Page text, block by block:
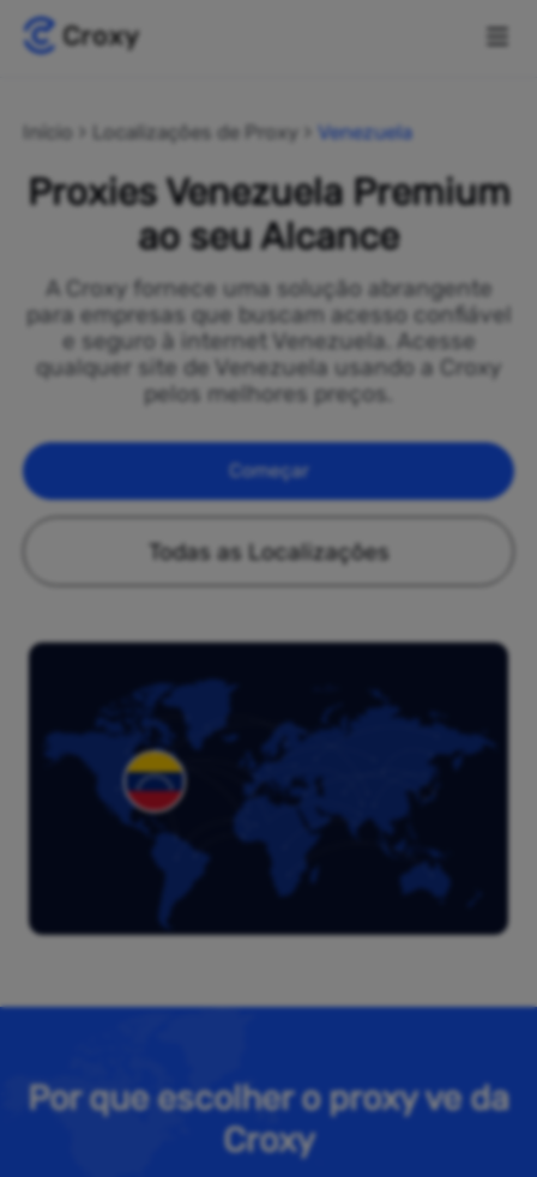
Início Localizações de Proxy Venezuela
Proxies Venezuela Premium
ao seu Alcance
A Croxy fornece uma solução abrangente
para empresas que buscam acesso confiável
e seguro à internet Venezuela. Acesse
qualquer site de Venezuela usando a Croxy
pelos melhores preços.
Começar
Todas as Localizações
Por que escolher o proxy ve da
Croxy